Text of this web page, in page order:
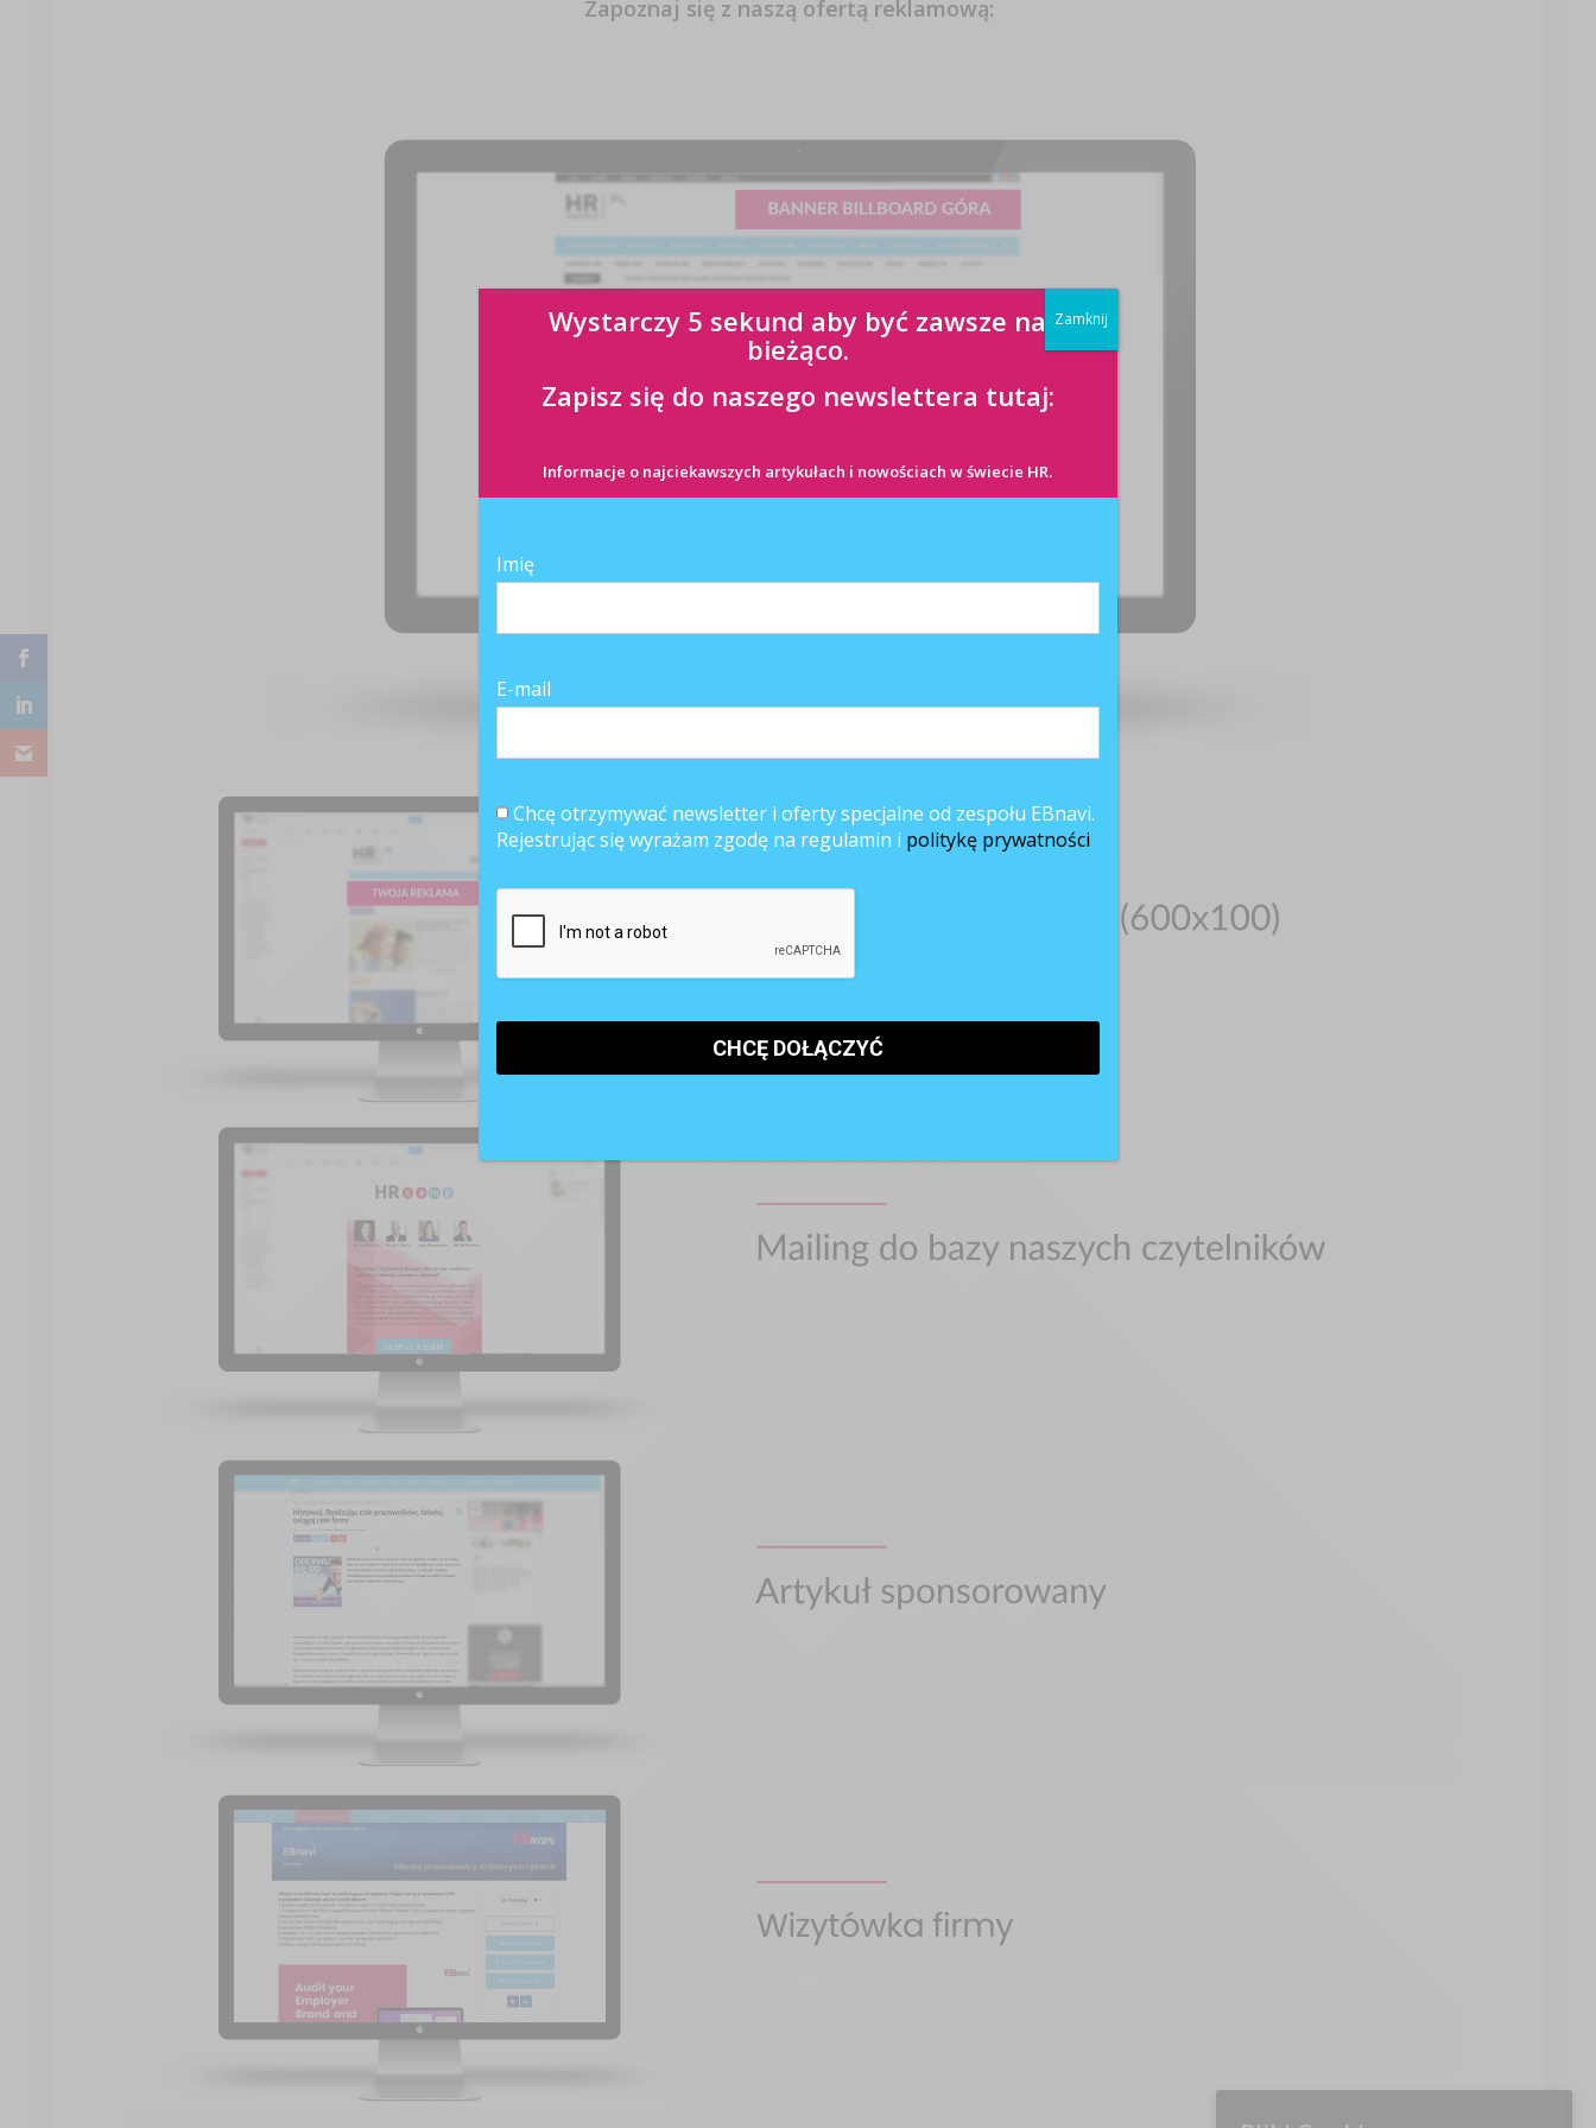
Zapoznaj się z naszą ofertą reklamową:
Wystarczy 5 sekund aby być zawsze na
bieżąco.
Zapisz się do naszego newslettera tutaj:
Informacje o najciekawszych artykułach i nowościach w świecie HR.
Imię
E-mail
Chcę otrzymywać newsletter i oferty specjalne od zespołu EBnavi.
Rejestrując się wyrażam zgodę na regulamin i politykę prywatności
Zamknij